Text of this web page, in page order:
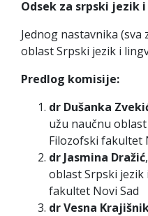
Odsek za srpski jezik
Jednog nastavnika (sva
oblast Srpski jezik i
Predlog komisije:
dr Dušanka
užu naučnu
Filozofski fakultet
dr Jasmina Dražić
oblast Srpski
fakultet Novi Sad
dr Vesna